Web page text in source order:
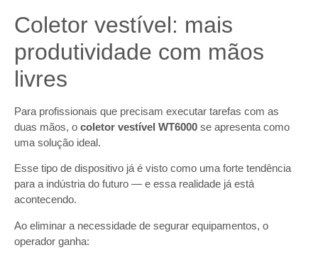
Coletor vestível: mais
produtividade com mãos
livres
Para profissionais que precisam executar tarefas com as
duas mãos, o coletor vestível WT6000 se apresenta como
uma solução ideal.
Esse tipo de dispositivo já é visto como uma forte tendência
para a indústria do futuro — e essa realidade já está
acontecendo.
Ao eliminar a necessidade de segurar equipamentos, o
operador ganha: